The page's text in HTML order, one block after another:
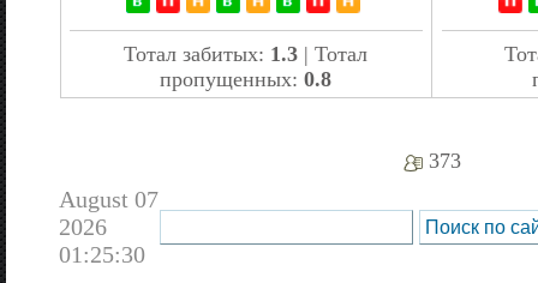
Тотал забитых: 1.3 | Тотал
пропущенных:0.8
373
August 07
2026
01:25:30